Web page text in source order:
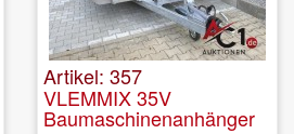
Artikel: 357
VLEMMIX 35V
Baumaschinenanhänger